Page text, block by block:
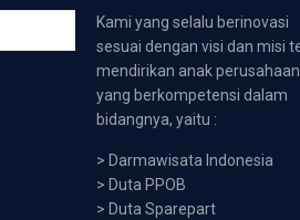
Kami yang selalu berinovasi
sesuai dengan visi dan misi
mendirikan anak perusahaan
yang berkompetensi dalam
bidangnya, yaitu :
> Darmawisata Indonesia
> Duta PPOB
> Duta Sparepart